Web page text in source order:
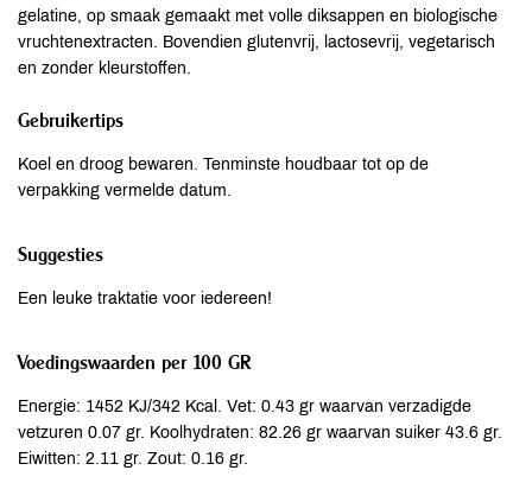
gelatine, op smaak gemaakt met volle diksappen en biologische
vruchtenextracten. Bovendien glutenvrij, lactosevrij, vegetarisch
en zonder kleurstoffen.
Gebruikertips
Koel en droog bewaren. Tenminste houdbaar tot op de
verpakking vermelde datum.
Suggesties
Een leuke traktatie voor iedereen!
Voedingswaarden per 100 GR
Energie: 1452 KJ/342 Kcal. Vet: 0.43 gr waarvan verzadigde
vetzuren 0.07 gr. Koolhydraten: 82.26 gr waarvan suiker 43.6 gr.
Eiwitten: 2.11 gr. Zout: 0.16 gr.